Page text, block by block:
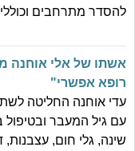
להסדר מתרחבים
אשתו של אלי אוחנה
רופא אפשרי"
עדי אוחנה החליטה
עם גיל המעבר ובטיפול
שינה, גלי חום,